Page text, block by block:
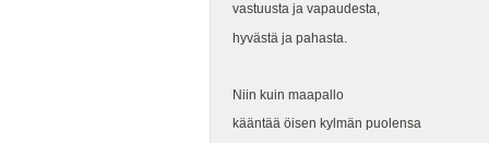
vastuusta ja vapaudesta,
hyvästä ja pahasta.
Niin kuin maapallo
kääntää öisen kylmän puolensa